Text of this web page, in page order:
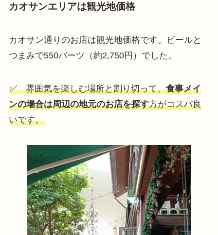
カオサンエリアは観光地価格
カオサン通りのお店は観光地価格です。ビールと
つまみで550バーツ（約2,750円）でした。
✅ 雰囲気を楽しむ場所と割り切って、食事メイ
ンの場合は周辺の地元のお店を探す方がコスパ良
いです。